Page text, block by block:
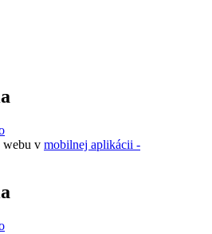
webu v mobilnej aplikácii -